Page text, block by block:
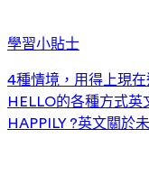
學習小貼士
4種情境，用得上現
HELLO的各種方式英
HAPPILY ?英文關於